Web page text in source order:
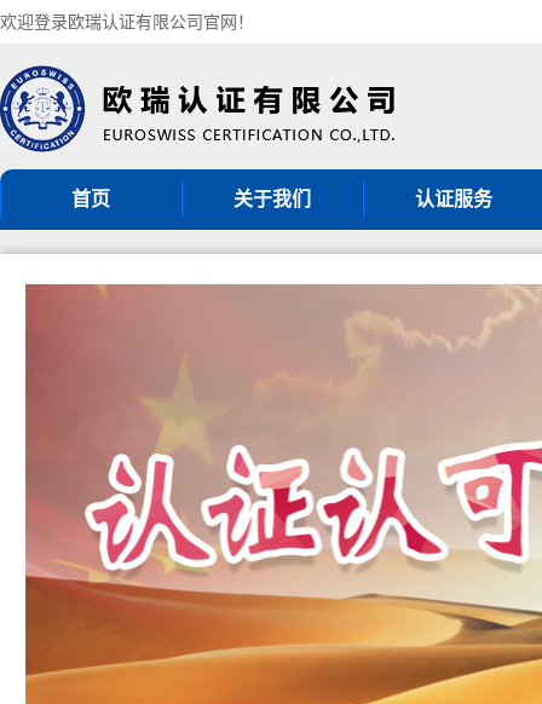
欢迎登录欧瑞认证有限公司官网！
首页 关于我们
机构简介
认证服务
ISO9001认证
ISO45001认证
ISO20000认证
服务认证
其他管理体系认证
公开文件
认证证书样本
认证业务范围